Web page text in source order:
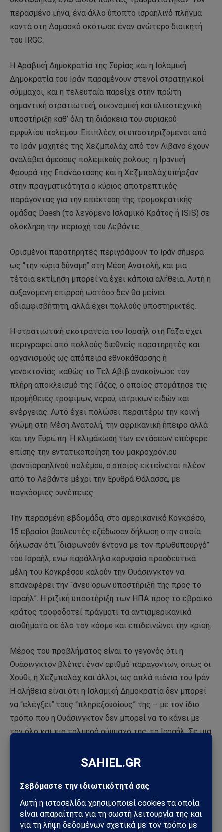
περασμένο μήνα, ένα άλλο ύποπτο ισραηλινό πλήγμα
κοντά στη Δαμασκό σκότωσε έναν ανώτερο διοικητή
του IRGC.
Η Αραβική Δημοκρατία της Συρίας και η Ισλαμική
Δημοκρατία του Ιράν παραμένουν στενοί στρατηγικοί
σύμμαχοι, και η τελευταία παρείχε στην πρώτη
σημαντική στρατιωτική, οικονομική και υλικοτεχνική
υποστήριξη καθ’ όλη τη διάρκεια του συριακού
εμφυλίου πολέμου. Επιπλέον, οι υποστηριζόμενοι από
το Ιράν μαχητές της Χεζμπολάχ από τον Λίβανο έχουν
αναλάβει άμεσους πολεμικούς ρόλους. η Ιρανική
Φρουρά της Επανάστασης και η Χεζμπολάχ υπήρξαν
στην πραγματικότητα ο κύριος αποτρεπτικός
παράγοντας για την επέκταση της τρομοκρατικής
ομάδας Daesh (το λεγόμενο Ισλαμικό Κράτος ή ISIS) σε
ολόκληρη την περιοχή του Λεβάντε.
Ορισμένοι παρατηρητές περιγράφουν το Ιράν σήμερα
ως “την κύρια δύναμη” στη Μέση Ανατολή, και μια
τέτοια εκτίμηση μπορεί να έχει κάποια αλήθεια. Αυτή η
αυξανόμενη επιρροή ωστόσο δεν θα μείνει
αδιαμφισβήτητη, αλλά έχει πολλούς υποστηρικτές.
Η στρατιωτική εκστρατεία του Ισραήλ στη Γάζα έχει
περιγραφεί από πολλούς διεθνείς παρατηρητές και
οργανισμούς ως απόπειρα εθνοκάθαρσης ή
γενοκτονίας, καθώς το Τελ Αβίβ ανακοίνωσε τον
πλήρη αποκλεισμό της Γάζας, ο οποίος σταμάτησε τις
προμήθειες τροφίμων, νερού, ιατρικών ειδών και
ενέργειας. Αυτό έχει πολώσει περαιτέρω την κοινή
γνώμη στη Μέση Ανατολή, την αφρικανική ήπειρο αλλά
και την Ευρώπη. Η κλιμάκωση των εντάσεων επέφερε
επίσης την εντατικοποίηση του μακροχρόνιου
ιρανοϊσραηλινού πολέμου, ο οποίος εκτείνεται πλέον
από το Λεβάντε μέχρι την Ερυθρά Θάλασσα, με
παγκόσμιες συνέπειες.
Την περασμένη εβδομάδα, στο αμερικανικό Κογκρέσο,
15 εβραίοι βουλευτές εξέδωσαν δήλωση στην οποία
δήλωσαν ότι “διαφωνούν έντονα με τον πρωθυπουργό”
του Ισραήλ, ενώ παράλληλα κορυφαία προοδευτικά
μέλη του Κογκρέσου καλούν την Ουάσινγκτον να
επαναφέρει την “άνευ όρων υποστήριξή της προς το
Ισραήλ”. Η ριζική υποστήριξη των ΗΠΑ προς το εβραϊκό
κράτος τροφοδοτεί πράγματι τα αντιαμερικανικά
αισθήματα σε όλο τον κόσμο και επιδεινώνει την κρίση.
Μέρος του προβλήματος είναι το γεγονός ότι η
Ουάσινγκτον βλέπει έναν αριθμό παραγόντων, όπως οι
Χούθι, η Χεζμπολάχ και άλλοι, ως απλά πιόνια του Ιράν.
Η αλήθεια είναι ότι η Ισλαμική Δημοκρατία δεν μπορεί
να “ελέγξει” τους “πληρεξουσίους” της – με τον ίδιο
τρόπο που η Ουάσινγκτον δεν μπορεί να το κάνει με
τον όλο και πιο τολμηρό σύμμαχό της, το Ισραήλ. Σε μια
απρόβλεπτου και πολλά περιθώρια για πισώπλατες
δική τους λαϊκή βάση, ατζέντα και δράση ως πολιτικοί
και κοινωνικοί φορείς. Και κάθε καλή διπλωματία
πρέπει να τα λαμβάνει όλα αυτά υπόψη της – πράγμα
που δεν είναι εύκολη υπόθεση.